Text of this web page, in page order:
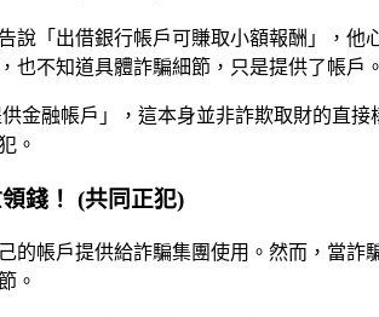
說「出借銀行帳戶可賺取小額報酬」，
也不知道具體詐騙細節，只是提供了帳戶。
金融帳戶」，這本身並非詐欺取財的直
。
錢！ (共同正犯)
的帳戶提供給詐騙集團使用。然而，當
。